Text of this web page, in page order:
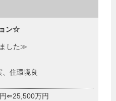
ン☆
した≫
住環境良
⇐25,500万円